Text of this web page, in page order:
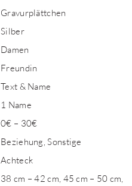
Gravurplättchen
Silber
Damen
Freundin
Text & Name
1 Name
0€ – 30€
Beziehung, Sonstige
Achteck
38 cm – 42 cm, 45 cm – 50 cm,